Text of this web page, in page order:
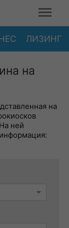
ЛИЗИНГ
на
на
ней